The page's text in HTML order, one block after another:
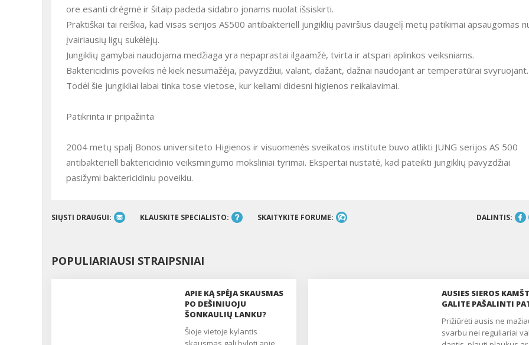
ore esanti drėgmė ir šitaip padeda sidabro jonams nuolat išsiskirti.
Praktiškai tai reiškia, kad visas serijos AS500 antibakteriell jungiklių paviršius daugelį metų patikimai apsaugomas
įvairiausių ligų sukėlėjų.
Jungiklių gamybai naudojama medžiaga yra nepaprastai ilgaamžė, tvirta ir atspari aplinkos veiksniams.
Baktericidinis poveikis nė kiek nesumažėja, pavyzdžiui, valant, dažant, dažnai naudojant ar temperatūrai svyruojant.
Todėl šie jungikliai labai tinka tose vietose, kur keliami didesni higienos reikalavimai.
Patikrinta ir pripažinta
2004 metų spalį Bonos universiteto Higienos ir visuomenės sveikatos institute buvo atlikti JUNG serijos AS 500
antibakteriell baktericidinio veiksmingumo moksliniai tyrimai. Ekspertai nustatė, kad pateikti jungiklių pavyzdžiai
pasižymi baktericidiniu poveikiu.
SIŲSTI DRAUGUI: KLAUSKITE SPECIALISTO: SKAITYKITE FORUME: DALINTIS:
POPULIARIAUSI STRAIPSNIAI
APIE KĄ SPĖJA SKAUSMAS
PO DEŠINIUOJU
ŠONKAULIŲ LANKU?
Šioje vietoje kylantis
AUSIES SIEROS
GALITE PAŠALINTI
Prižiūrėti ausis ne mažiau
svarbu nei reguliariai